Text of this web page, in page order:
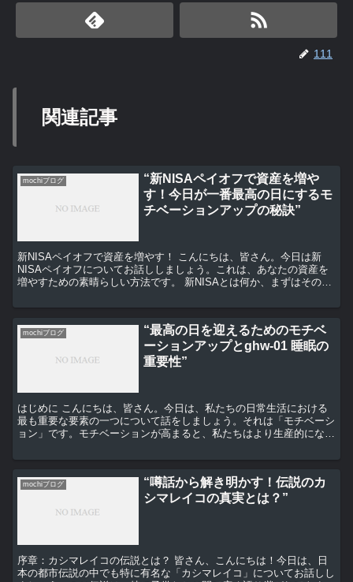
111
関連記事
mochiブログ
“新NISAペイオフで資産を増や
す！今日が一番最高の日にするモ
チベーションアップの秘訣”
新NISAペイオフで資産を増やす！ こんにちは、皆さん。今日は新
NISAペイオフについてお話ししましょう。これは、あなたの資産を
増やすための素晴らしい方法です。 新NISAとは何か、まずはその基
mochiブログ
“最高の日を迎えるためのモチベ
ーションアップとghw-01 睡眠の
重要性”
はじめに こんにちは、皆さん。今日は、私たちの日常生活における
最も重要な要素の一つについて話をしましょう。それは「モチベーシ
ョン」です。モチベーションが高まると、私たちはより生産的にな
mochiブログ
“噂話から解き明かす！伝説のカ
シマレイコの真実とは？”
序章：カシマレイコの伝説とは？ 皆さん、こんにちは！今日は、日
本の都市伝説の中でも特に有名な「カシマレイコ」についてお話しし